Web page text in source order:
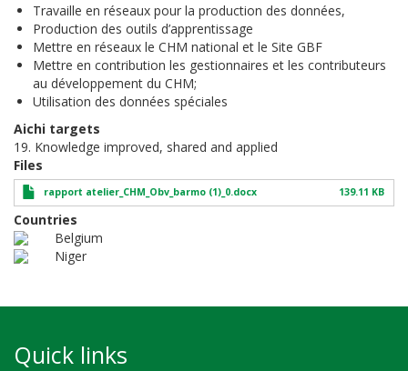
Travaille en réseaux pour la production des données,
Production des outils d’apprentissage
Mettre en réseaux le CHM national et le Site GBF
Mettre en contribution les gestionnaires et les contributeurs
au développement du CHM;
Utilisation des données spéciales
Aichi targets
19. Knowledge improved, shared and applied
Files
rapport atelier_CHM_Obv_barmo (1)_0.docx 139.11 KB
Countries
Belgium
Niger
Quick links